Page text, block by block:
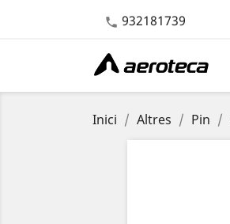
 932181739
Inici Altres Pin